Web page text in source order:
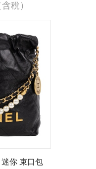
稅）
你 束口包